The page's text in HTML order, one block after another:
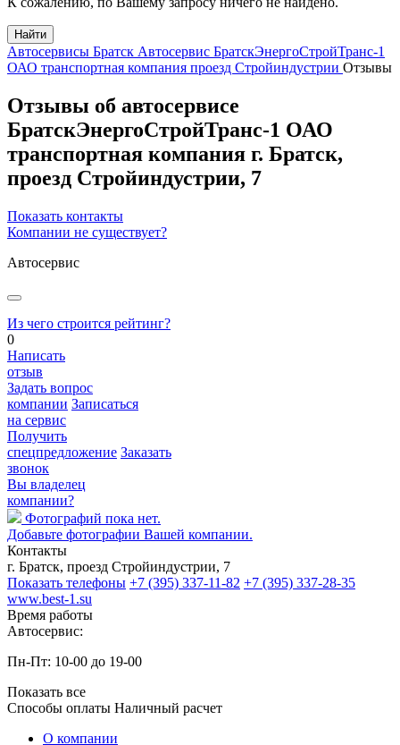
Найти
Автосервисы Братск Автосервис БратскЭнергоСтройТранс-1
ОАО транспортная компания проезд Стройиндустрии Отзывы
Отзывы об автосервисе
БратскЭнергоСтройТранс-1 ОАО
транспортная компания г. Братск,
проезд Стройиндустрии, 7
Показать контакты
Компании не существует?
Автосервис
Из чего строится рейтинг?
0
Написать
отзыв
Задать вопрос
компании Записаться
на сервис
Получить
спецпредложение Заказать
звонок
Вы владелец
компании?
Фотографий пока нет.
Добавьте фотографии Вашей компании.
Контакты
г. Братск, проезд Стройиндустрии, 7
Показать телефоны +7 (395) 337-11-82 +7 (395) 337-28-35
www.best-1.su
Время работы
Автосервис:
Пн-Пт: 10-00 до 19-00
Показать все
Способы оплаты Наличный расчет
О компании